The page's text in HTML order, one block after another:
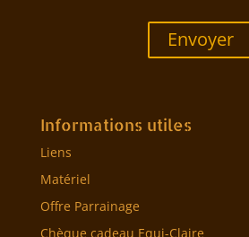
Envoyer
Informations utiles
Liens
Matériel
Offre Parrainage
Chèque cadeau Equi-Claire